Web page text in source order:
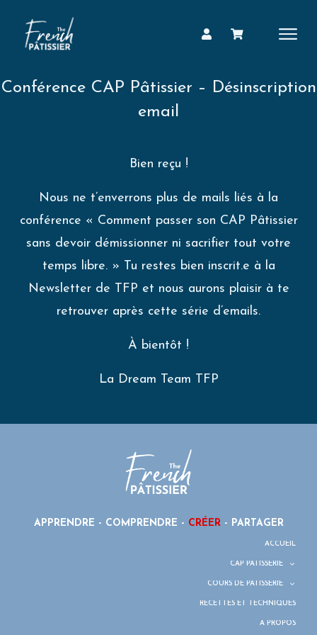
Conférence CAP Pâtissier – Désinscription
email
Bien reçu !
Nous ne t’enverrons plus de mails liés à la
conférence « Comment passer son CAP Pâtissier
sans devoir démissionner ni sacrifier tout votre
temps libre. » Tu restes bien inscrit.e à la
Newsletter de TFP et nous aurons plaisir à te
retrouver après cette série d’emails.
À bientôt !
La Dream Team TFP
APPRENDRE - COMPRENDRE - CRÉER- PARTAGER
ACCUEIL
CAP PÂTISSERIE
COURS DE PÂTISSERIE
RECETTES ET TECHNIQUES
À PROPOS